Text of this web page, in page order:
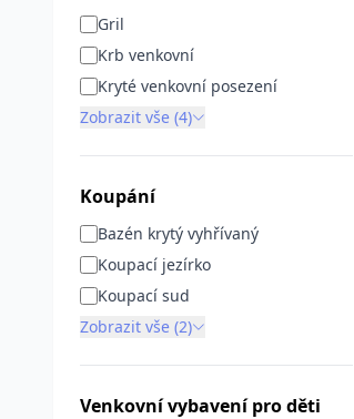
Gril
Krb venkovní
Kryté venkovní posezení
Zobrazit vše (4)
Koupání
Bazén krytý vyhřívaný
Koupací jezírko
Koupací sud
Zobrazit vše (2)
Venkovní vybavení pro děti